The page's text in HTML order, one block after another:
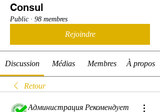
Consul
Public · 98 membres
Rejoindre
Discussion Médias Membres À propos
Retour
Администрация Рекомендует